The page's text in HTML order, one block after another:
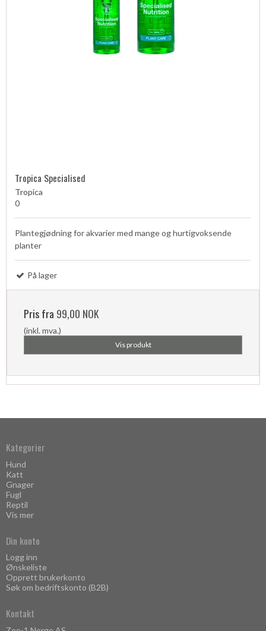
Tropica Specialised
Tropica
0
Plantegjødning for akvarier med mange og hurtigvoksende
planter
På lager
Pris fra 99,00 NOK
(inkl. mva.)
Vis produkt
Kategorier
Hund
Katt
Gnager
Fugl
Reptil
Vis mer
Din konto
Logg inn
Ønskeliste
Opprett brukerkonto
Søk om bedriftskonto (B2B)
Kontakt